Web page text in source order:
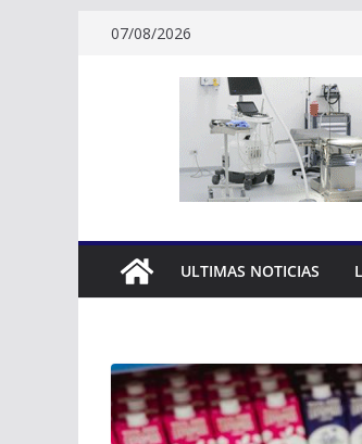
07/08/2026
ULTIMAS NOTICIAS